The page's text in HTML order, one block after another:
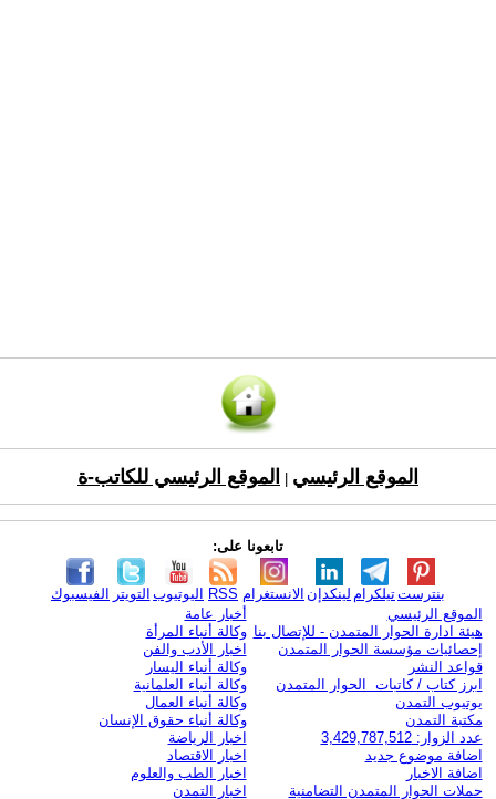
الموقع الرئيسي الموقع الرئيسي للكاتب-ة
تابعونا على:
الفيسبوك التويتر اليوتيوب RSS الانستغرام لينكدإن تيلكرامبنترست
الموقع الرئيسي
هيئة ادارة الحوار المتمدن - للإتصال بنا
إحصائيات مؤسسة الحوار المتمدن
قواعد النشر
ابرز كتاب / كاتبات الحوار المتمدن
يوتيوب التمدن
مكتبة التمدن
عدد الزوار: 3,429,787,512
اضافة موضوع جديد
اضافة الاخبار
حملات الحوار المتمدن التضامنية
أخبار عامة
وكالة أنباء المرأة
اخبار الأدب والفن
وكالة أنباء اليسار
وكالة أنباء العلمانية
وكالة أنباء العمال
وكالة أنباء حقوق الإنسان
اخبار الرياضة
اخبار الاقتصاد
اخبار الطب والعلوم
اخبار التمدن